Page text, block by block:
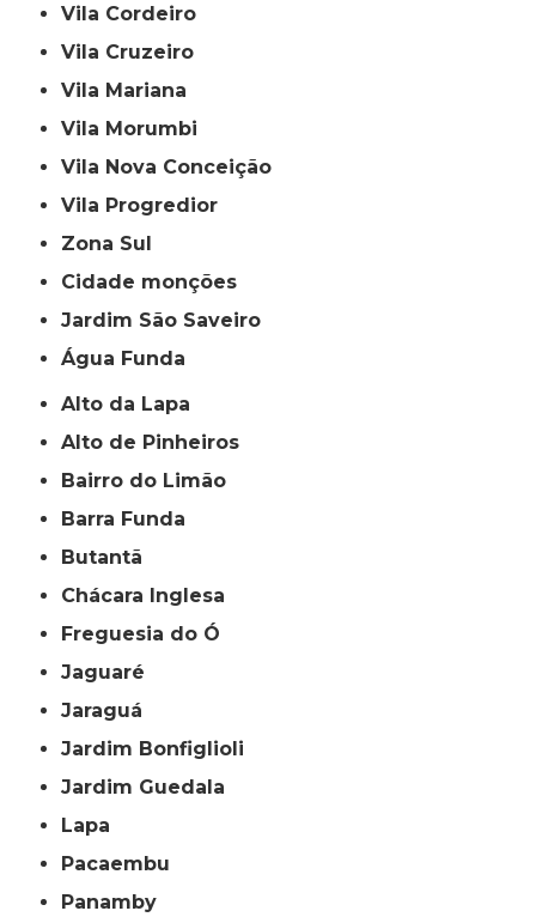
Vila Cordeiro
Vila Cruzeiro
Vila Mariana
Vila Morumbi
Vila Nova Conceição
Vila Progredior
Zona Sul
cidade monções
jardim São Saveiro
Água Funda
Alto da Lapa
Alto de Pinheiros
Bairro do Limão
Barra Funda
Butantã
Chácara Inglesa
Freguesia do Ó
Jaguaré
Jaraguá
Jardim Bonfiglioli
Jardim Guedala
Lapa
Pacaembu
Panamby